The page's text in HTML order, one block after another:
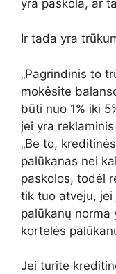
yra paskola, ar
Ir tada yra
„Pagrindinis to
mokėsite
būti nuo 1% iki
jei yra
„Be to,
palūkanas nei
paskolos, todėl
tik tuo atveju, jei
palūkanų norma
kortelės
Jei turite